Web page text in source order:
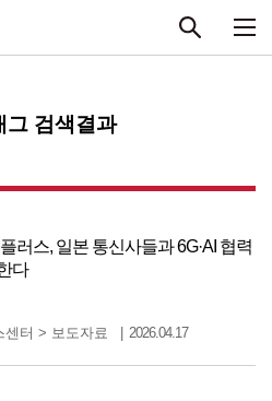
그 검색결과
러스, 일본 통신사들과 6G·AI 협력
다
센터 > 보도자료 2026.04.17